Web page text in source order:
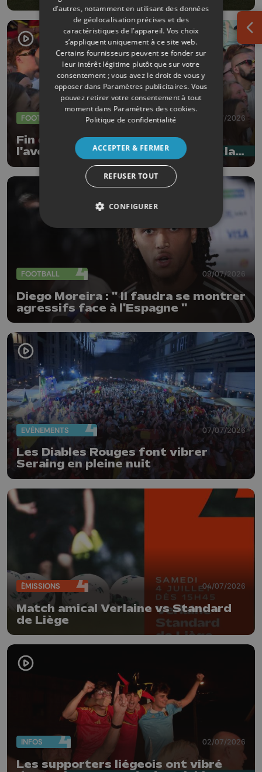
FOOTBALL 11/07/2026
Fin du parcours pour nos Belges :
l'aventure s'arrête aux portes de la
demi-finale
FOOTBALL 09/07/2026
Diego Moreira : " Il faudra se montrer
agressifs face à l'Espagne "
EVÈNEMENTS 07/07/2026
Les Diables Rouges font vibrer
Seraing en pleine nuit
ÉMISSIONS 04/07/2026
Match amical Verlaine vs Standard
de Liège
INFOS 02/07/2026
Les supporters liégeois ont vibré
d’autres, notamment en utilisant des données
de géolocalisation précises et des
caractéristiques de l’appareil. Vos choix
s’appliquent uniquement à ce site web.
Certains fournisseurs peuvent se fonder sur
leur intérêt légitime plutôt que sur votre
consentement ; vous avez le droit de vous y
opposer dans Paramètres publicitaires. Vous
pouvez retirer votre consentement à tout
moment dans Paramètres des cookies.
Politique de confidentialité
ACCEPTER & FERMER
REFUSER TOUT
CONFIGURER